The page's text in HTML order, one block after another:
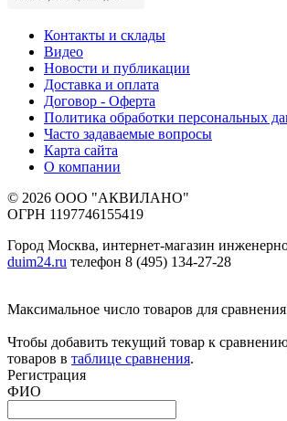
Контакты и склады
Видео
Новости и публикации
Доставка и оплата
Договор - Оферта
Политика обработки персональных
Часто задаваемые вопросы
Карта сайта
О компании
© 2026 ООО "АКВИЛАНО"
ОГРН 1197746155419
Город Москва, интернет-магазин
duim24.ru телефон 8 (495) 134-27-28
Максимальное число товаров для
Чтобы добавить текущий товар к
товаров в таблице сравнения.
Регистрация
ФИО